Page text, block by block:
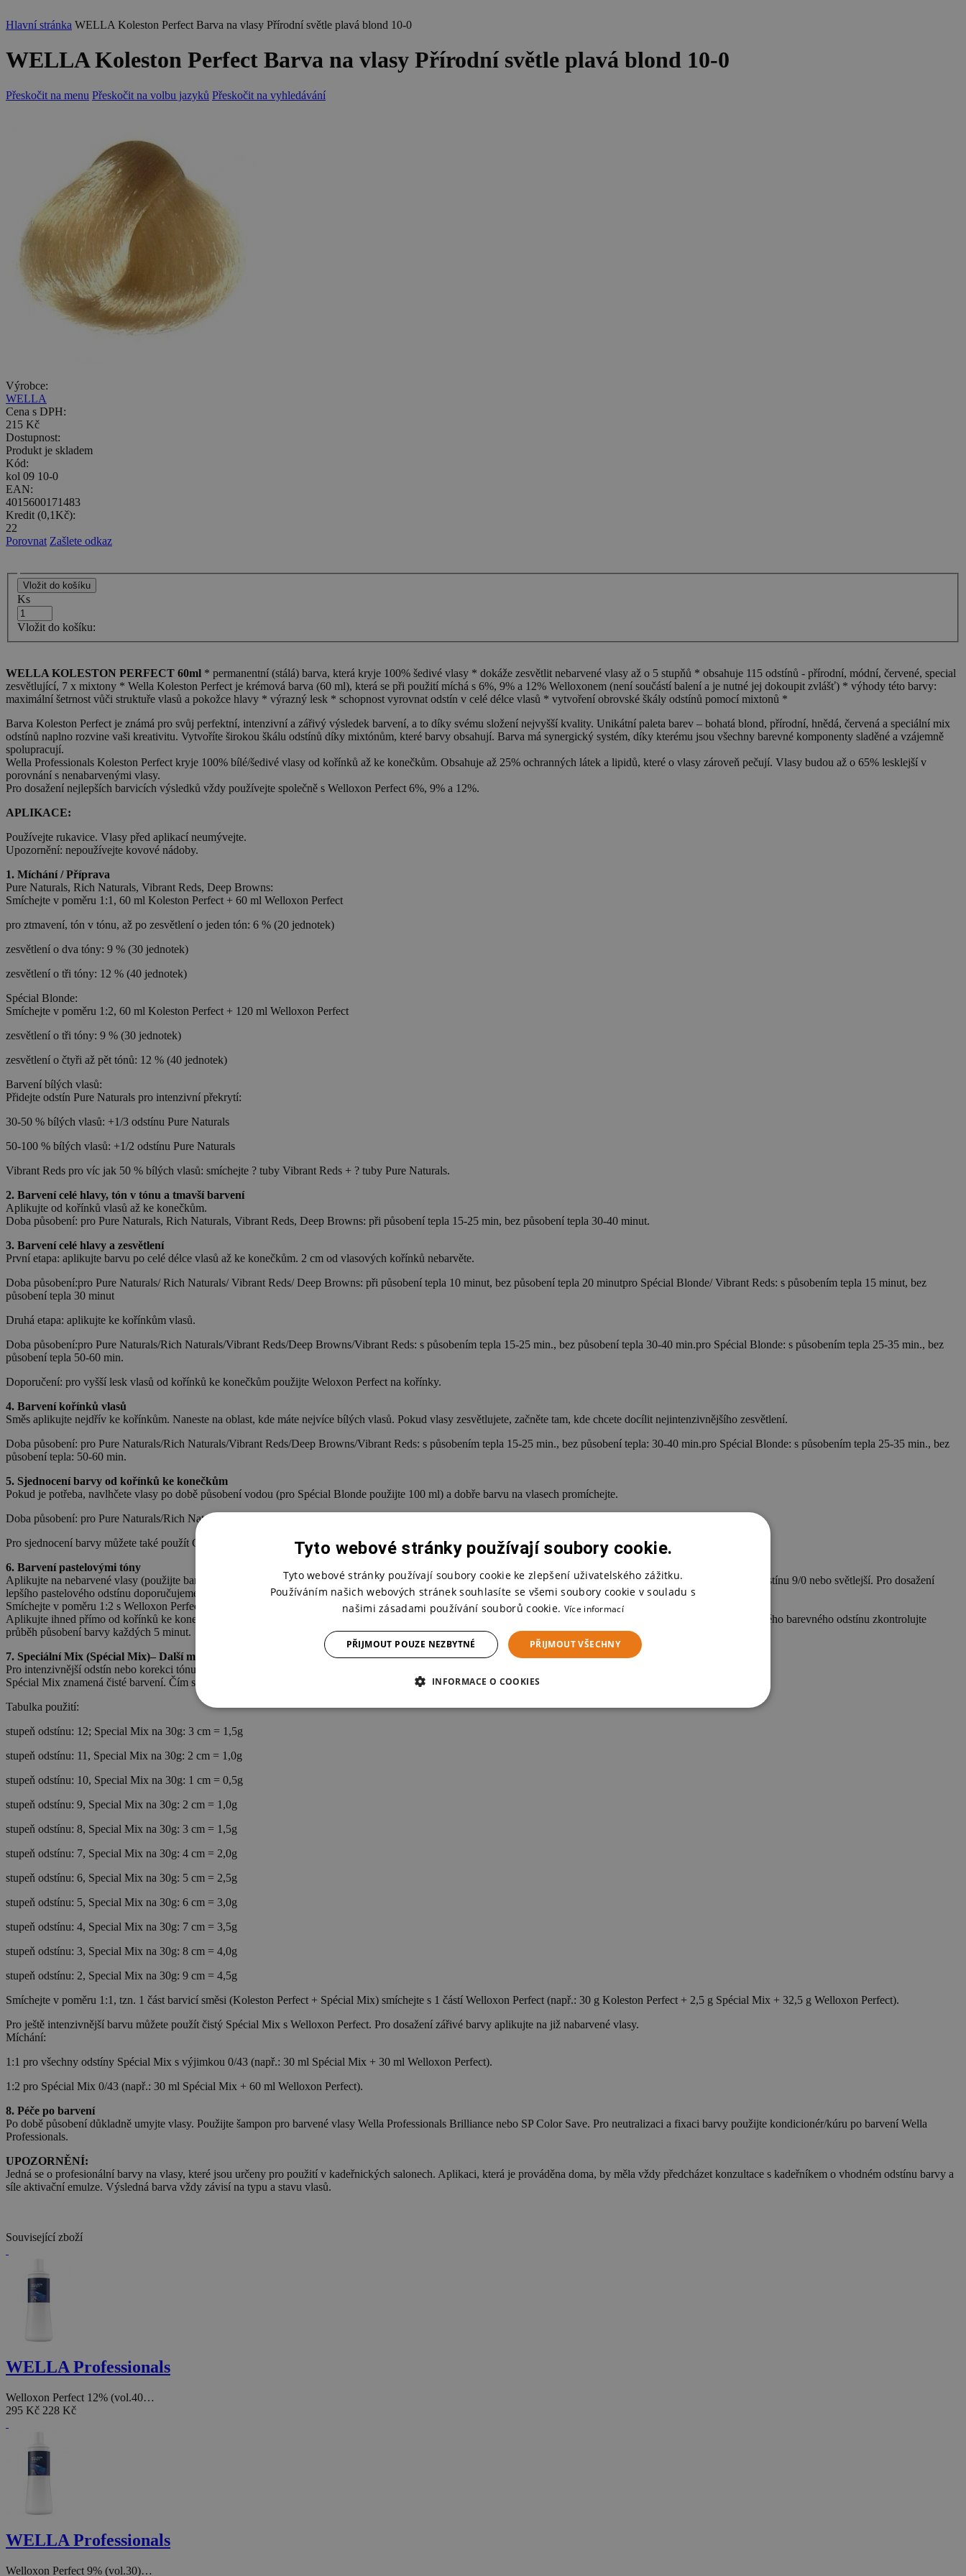
Hlavní stránka WELLA Koleston Perfect Barva na vlasy Přírodní světle plavá blond 10-0
WELLA Koleston Perfect Barva na vlasy Přírodní světle plavá blond 10-0
Přeskočit na menu Přeskočit na volbu jazyků Přeskočit na vyhledávání
Výrobce:
WELLA
Cena s DPH:
215 Kč
Dostupnost:
Produkt je skladem
Kód:
kol 09 10-0
EAN:
4015600171483
Kredit (0,1Kč):
22
Porovnat Zašlete odkaz
Ks
Vložit do košíku:
WELLA KOLESTON PERFECT 60ml * permanentní (stálá) barva, která kryje 100% šedivé vlasy * dokáže zesvětlit nebarvené vlasy až o 5 stupňů * obsahuje 115 odstínů - přírodní, módní, červené, special
zesvětlující, 7 x mixtony * Wella Koleston Perfect je krémová barva (60 ml), která se při použití míchá s 6%, 9% a 12% Welloxonem (není součástí balení a je nutné jej dokoupit zvlášť) * výhody této barvy:
maximální šetrnost vůči struktuře vlasů a pokožce hlavy * výrazný lesk * schopnost vyrovnat odstín v celé délce vlasů * vytvoření obrovské škály odstínů pomocí mixtonů *
Barva Koleston Perfect je známá pro svůj perfektní, intenzivní a zářivý výsledek barvení, a to díky svému složení nejvyšší kvality. Unikátní paleta barev – bohatá blond, přírodní, hnědá, červená a speciální mix
odstínů naplno rozvine vaši kreativitu. Vytvoříte širokou škálu odstínů díky mixtónům, které barvy obsahují. Barva má synergický systém, díky kterému jsou všechny barevné komponenty sladěné a vzájemně
spolupracují.
Wella Professionals Koleston Perfect kryje 100% bílé/šedivé vlasy od kořínků až ke konečkům. Obsahuje až 25% ochranných látek a lipidů, které o vlasy zároveň pečují. Vlasy budou až o 65% lesklejší v
porovnání s nenabarvenými vlasy.
Pro dosažení nejlepších barvicích výsledků vždy používejte společně s Welloxon Perfect 6%, 9% a 12%.
APLIKACE:
Používejte rukavice. Vlasy před aplikací neumývejte.
Upozornění: nepoužívejte kovové nádoby.
1. Míchání / Příprava
Pure Naturals, Rich Naturals, Vibrant Reds, Deep Browns:
Smíchejte v poměru 1:1, 60 ml Koleston Perfect + 60 ml Welloxon Perfect
pro ztmavení, tón v tónu, až po zesvětlení o jeden tón: 6 % (20 jednotek)
zesvětlení o dva tóny: 9 % (30 jednotek)
zesvětlení o tři tóny: 12 % (40 jednotek)
Spécial Blonde:
Smíchejte v poměru 1:2, 60 ml Koleston Perfect + 120 ml Welloxon Perfect
zesvětlení o tři tóny: 9 % (30 jednotek)
zesvětlení o čtyři až pět tónů: 12 % (40 jednotek)
Barvení bílých vlasů:
Přidejte odstín Pure Naturals pro intenzivní překrytí:
30-50 % bílých vlasů: +1/3 odstínu Pure Naturals
50-100 % bílých vlasů: +1/2 odstínu Pure Naturals
Vibrant Reds pro víc jak 50 % bílých vlasů: smíchejte ? tuby Vibrant Reds + ? tuby Pure Naturals.
2. Barvení celé hlavy, tón v tónu a tmavší barvení
Aplikujte od kořínků vlasů až ke konečkům.
Doba působení: pro Pure Naturals, Rich Naturals, Vibrant Reds, Deep Browns: při působení tepla 15-25 min, bez působení tepla 30-40 minut.
3. Barvení celé hlavy a zesvětlení
První etapa: aplikujte barvu po celé délce vlasů až ke konečkům. 2 cm od vlasových kořínků nebarvěte.
Doba působení:pro Pure Naturals/ Rich Naturals/ Vibrant Reds/ Deep Browns: při působení tepla 10 minut, bez působení tepla 20 minutpro Spécial Blonde/ Vibrant Reds: s působením tepla 15 minut, bez
působení tepla 30 minut
Druhá etapa: aplikujte ke kořínkům vlasů.
Doba působení:pro Pure Naturals/Rich Naturals/Vibrant Reds/Deep Browns/Vibrant Reds: s působením tepla 15-25 min., bez působení tepla 30-40 min.pro Spécial Blonde: s působením tepla 25-35 min., bez
působení tepla 50-60 min.
Doporučení: pro vyšší lesk vlasů od kořínků ke konečkům použijte Weloxon Perfect na kořínky.
4. Barvení kořínků vlasů
Směs aplikujte nejdřív ke kořínkům. Naneste na oblast, kde máte nejvíce bílých vlasů. Pokud vlasy zesvětlujete, začněte tam, kde chcete docílit nejintenzivnějšího zesvětlení.
Doba působení: pro Pure Naturals/Rich Naturals/Vibrant Reds/Deep Browns/Vibrant Reds: s působením tepla 15-25 min., bez působení tepla: 30-40 min.pro Spécial Blonde: s působením tepla 25-35 min., bez
působení tepla: 50-60 min.
5. Sjednocení barvy od kořínků ke konečkům
Pokud je potřeba, navlhčete vlasy po době působení vodou (pro Spécial Blonde použijte 100 ml) a dobře barvu na vlasech promíchejte.
Doba působení: pro Pure Naturals/Rich Naturals/Vibrant Reds/Deep Browns/Vibrant Reds/Spécial Blonde: bez působení tepla 5-10 min.
Pro sjednocení barvy můžete také použít Color Fresh nebo Perfecton.
6. Barvení pastelovými tóny
Aplikujte na nebarvené vlasy (použijte barvu o ? tónů světlejší než požadovaný odstín, kterého chcete dosáhnout). Můžete také použít na vlasy s přirozenou barvou v odstínu 9/0 nebo světlejší. Pro dosažení
lepšího pastelového odstínu doporučujeme odstín Koleston Perfect 10/1 , 10/03, 10/16, 10/3, 10/38, 10/8, 9/03, 9/16, 9/17, 9/38 a 9/7.
Smíchejte v poměru 1:2 s Welloxon Perfect Pastel nebo Color Touch Emulsion 1,9% : 1 část Koleston Perfect + 2 části Welloxon Perfect Pastel.
Aplikujte ihned přímo od kořínků ke konečkům na již nabarvené vlasy. Doba působení je od 15 minut (bez použití tepla), za nepřetržité kontroly. Po dosažení sjednoceného barevného odstínu zkontrolujte
průběh působení barvy každých 5 minut.
7. Speciální Mix (Spécial Mix)– Další možnosti použití
Pro intenzivnější odstín nebo korekci tónu.
Spécial Mix znamená čisté barvení. Čím světlejší je výchozí tón, tím menší množství Spécial Mix je potřeba. (Výjimka platí pro tón 11 a 12)
Tabulka použití:
stupeň odstínu: 12; Special Mix na 30g: 3 cm = 1,5g
stupeň odstínu: 11, Special Mix na 30g: 2 cm = 1,0g
stupeň odstínu: 10, Special Mix na 30g: 1 cm = 0,5g
stupeň odstínu: 9, Special Mix na 30g: 2 cm = 1,0g
stupeň odstínu: 8, Special Mix na 30g: 3 cm = 1,5g
stupeň odstínu: 7, Special Mix na 30g: 4 cm = 2,0g
stupeň odstínu: 6, Special Mix na 30g: 5 cm = 2,5g
stupeň odstínu: 5, Special Mix na 30g: 6 cm = 3,0g
stupeň odstínu: 4, Special Mix na 30g: 7 cm = 3,5g
stupeň odstínu: 3, Special Mix na 30g: 8 cm = 4,0g
stupeň odstínu: 2, Special Mix na 30g: 9 cm = 4,5g
Smíchejte v poměru 1:1, tzn. 1 část barvicí směsi (Koleston Perfect + Spécial Mix) smíchejte s 1 částí Welloxon Perfect (např.: 30 g Koleston Perfect + 2,5 g Spécial Mix + 32,5 g Welloxon Perfect).
Pro ještě intenzivnější barvu můžete použít čistý Spécial Mix s Welloxon Perfect. Pro dosažení zářivé barvy aplikujte na již nabarvené vlasy.
Míchání:
1:1 pro všechny odstíny Spécial Mix s výjimkou 0/43 (např.: 30 ml Spécial Mix + 30 ml Welloxon Perfect).
1:2 pro Spécial Mix 0/43 (např.: 30 ml Spécial Mix + 60 ml Welloxon Perfect).
8. Péče po barvení
Po době působení důkladně umyjte vlasy. Použijte šampon pro barvené vlasy Wella Professionals Brilliance nebo SP Color Save. Pro neutralizaci a fixaci barvy použijte kondicionér/kúru po barvení Wella
Professionals.
UPOZORNĚNÍ:
Jedná se o profesionální barvy na vlasy, které jsou určeny pro použití v kadeřnických salonech. Aplikaci, která je prováděna doma, by měla vždy předcházet konzultace s kadeřníkem o vhodném odstínu barvy a
síle aktivační emulze. Výsledná barva vždy závisí na typu a stavu vlasů.
Související zboží
WELLA Professionals
Welloxon Perfect 12% (vol.40…
295 Kč 228 Kč
WELLA Professionals
Welloxon Perfect 9% (vol.30)…
Tyto webové stránky používají soubory cookie.
Tyto webové stránky používají soubory cookie ke zlepšení uživatelského zážitku.
Používáním našich webových stránek souhlasíte se všemi soubory cookie v souladu s
našimi zásadami používání souborů cookie. Více informací
PŘIJMOUT VŠECHNY
PŘIJMOUT POUZE NEZBYTNÉ
INFORMACE O COOKIES